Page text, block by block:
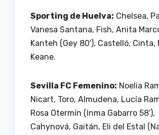
Sporting de Huelva: Chelsea,
Vanesa Santana, Fish, Anita
Kanteh (Gey 80′), Castelló, Cinta,
Keane.
Sevilla FC Femenino: Noelia
Nicart, Toro, Almudena, Lucía
Rosa Otermín (Inma Gabarro 58′),
Cahynová, Gaitán, Eli del Estal